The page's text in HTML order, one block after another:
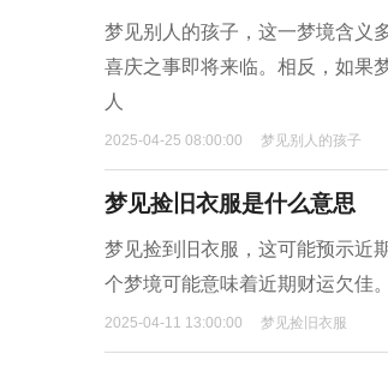
梦见别人的孩子，这一梦境含义
喜庆之事即将来临。相反，如果
人
2025-04-25 08:00:00 梦见别人的孩子
梦见捡旧衣服是什么意思
梦见捡到旧衣服，这可能预示近
个梦境可能意味着近期财运欠佳
2025-04-11 13:00:00 梦见捡旧衣服